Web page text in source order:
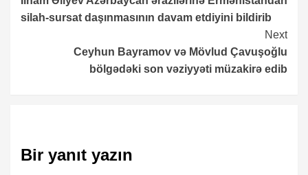
Reading
silah-sursat daşınmasının davam etdiyini bildirib
Next
Ceyhun Bayramov və Mövlud Çavuşoğlu
bölgədəki son vəziyyəti müzakirə edib
Bir yanıt yazın